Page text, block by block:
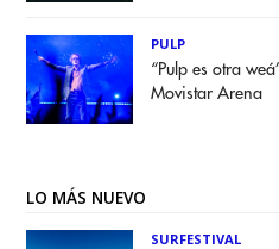
PULP
“Pulp es otra
Movistar Arena
LO MÁS NUEVO
SURFESTIVAL